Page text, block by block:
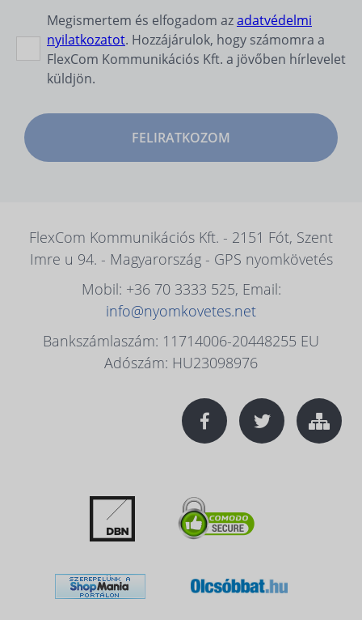
Megismertem és elfogadom azadatvédelmi
nyilatkozatot. Hozzájárulok, hogy számomra a
FlexCom Kommunikációs Kft. a jövőben hírlevelet
küldjön.
FELIRATKOZOM
FlexCom Kommunikációs Kft. - 2151 Fót, Szent
Imre u 94. - Magyarország - GPS nyomkövetés
Mobil: +36 70 3333 525, Email:
info@nyomkovetes.net
Bankszámlaszám: 11714006-20448255 EU
Adószám: HU23098976